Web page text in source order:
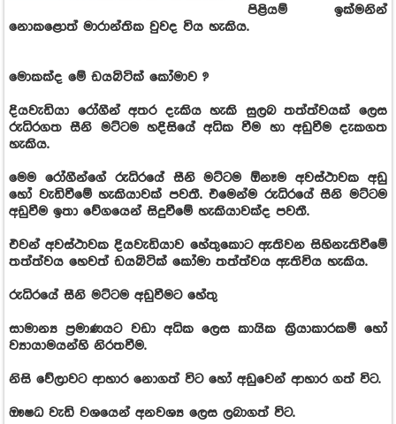
පිළියම් ඉක්මනින්
නොකළොත් මාරාන්තික වුවද විය හැකිය.
මොකක්ද මේ ඩයබිටික් කෝමාව ?
දියවැඩියා රෝගීන් අතර දැකිය හැකි සුලබ තත්ත්වයක් ලෙස
රුධිරගත සීනි මට්ටම හදිසියේ අධික වීම හා අඩුවීම දැකගත
හැකිය.
මෙම රෝගීන්ගේ රුධිරයේ සීනි මට්ටම ඕනෑම අවස්ථාවක අඩු
හෝ වැඩිවීමේ හැකියාවක් පවතී. එමෙන්ම රුධිරයේ සීනි මට්ටම
අඩුවීම ඉතා වේගයෙන් සිදුවීමේ හැකියාවක්ද පවතී.
එවන් අවස්ථාවක දියවැඩියාව හේතුකොට ඇතිවන සිහිනැතිවීමේ
තත්ත්වය හෙවත් ඩයබිටික් කෝමා තත්ත්වය ඇතිවිය හැකිය.
රුධිරයේ සීනි මට්ටම අඩුවීමට හේතු
සාමාන්‍ය ප්‍රමාණයට වඩා අධික ලෙස කායික ක්‍රියාකාරකම් හෝ
ව්‍යායාමයන්හි නිරතවීම.
නිසි වේලාවට ආහාර නොගත් විට හෝ අඩුවෙන් ආහාර ගත් විට.
ඖෂධ වැඩි වශයෙන් අනවශ්‍ය ලෙස ලබාගත් විට.